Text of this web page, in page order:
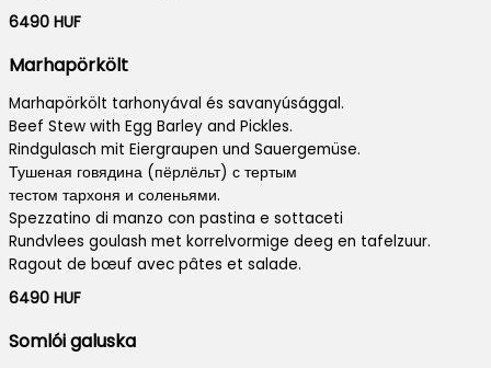
6490 HUF
Marhapörkölt
Marhapörkölt tarhonyával és savanyúsággal.
Beef Stew with Egg Barley and Pickles.
Rindgulasch mit Eiergraupen und Sauergemüse.
Тушеная говядина (пёрлёльт) с тертым
тестом тархоня и соленьями.
Spezzatino di manzo con pastina e sottaceti
Rundvlees goulash met korrelvormige deeg en tafelzuur.
Ragout de bœuf avec pâtes et salade.
6490 HUF
Somlói galuska